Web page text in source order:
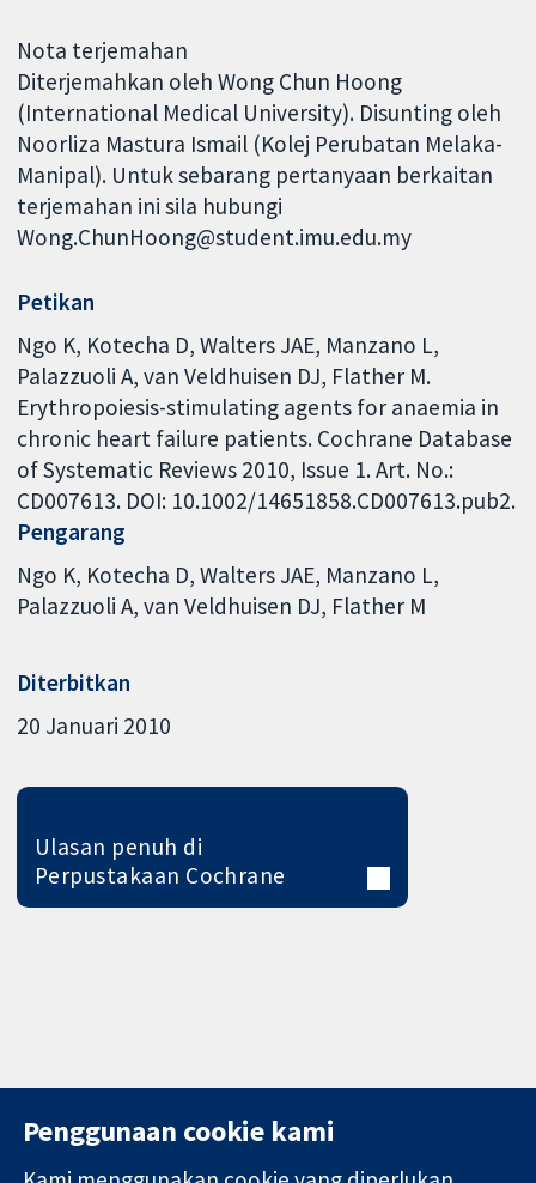
Nota terjemahan
Diterjemahkan oleh Wong Chun Hoong
(International Medical University). Disunting oleh
Noorliza Mastura Ismail (Kolej Perubatan Melaka-
Manipal). Untuk sebarang pertanyaan berkaitan
terjemahan ini sila hubungi
Wong.ChunHoong@student.imu.edu.my
Petikan
Ngo K, Kotecha D, Walters JAE, Manzano L,
Palazzuoli A, van Veldhuisen DJ, Flather M.
Erythropoiesis-stimulating agents for anaemia in
chronic heart failure patients. Cochrane Database
of Systematic Reviews 2010, Issue 1. Art. No.:
CD007613. DOI: 10.1002/14651858.CD007613.pub2.
Pengarang
Ngo K Kotecha D Walters JAE Manzano L
Palazzuoli A van Veldhuisen DJ Flather M
Diterbitkan
20 Januari 2010
Ulasan penuh di
Perpustakaan Cochrane
Penggunaan cookie kami